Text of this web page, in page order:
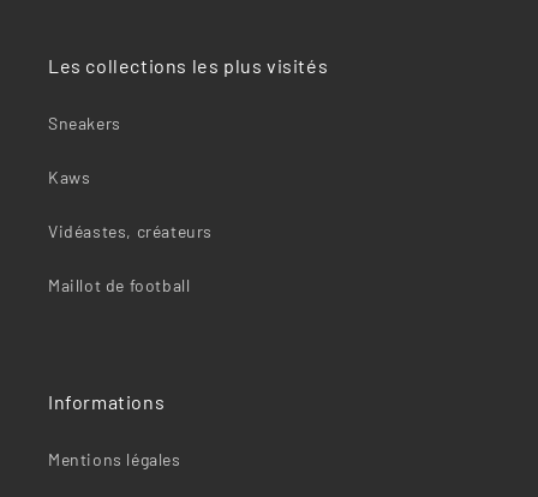
Les collections les plus visités
Sneakers
Kaws
Vidéastes, créateurs
Maillot de football
Informations
Mentions légales